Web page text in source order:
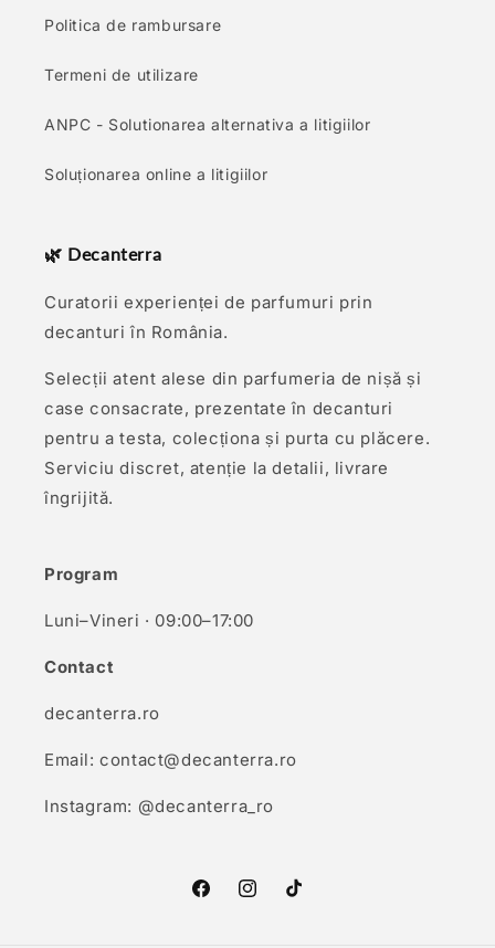
Politica de rambursare
Termeni de utilizare
ANPC - Solutionarea alternativa a litigiilor
Soluționarea online a litigiilor
🌿 Decanterra
Curatorii experienței de parfumuri prin
decanturi în România.
Selecții atent alese din parfumeria de nișă și
case consacrate, prezentate în decanturi
pentru a testa, colecționa și purta cu plăcere.
Serviciu discret, atenție la detalii, livrare
îngrijită.
Program
Luni–Vineri · 09:00–17:00
Contact
decanterra.ro
Email: contact@decanterra.ro
Instagram: @decanterra_ro
FacebookInstagramTikTok